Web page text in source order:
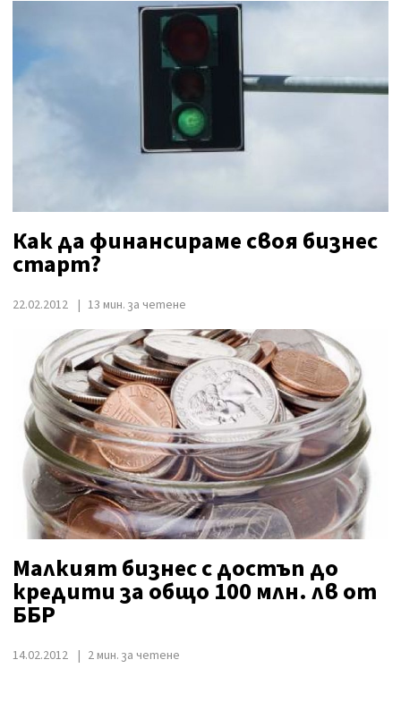
Как да финансираме своя бизнес
старт?
22.02.2012 13 мин. за четене
Малкият бизнес с достъп до
кредити за общо 100 млн. лв от
ББР
14.02.2012 2 мин. за четене